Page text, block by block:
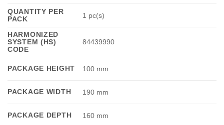
QUANTITY PER
PACK
1 pc(s)
HARMONIZED
SYSTEM (HS)
CODE
84439990
PACKAGE HEIGHT 100 mm
PACKAGE WIDTH 190 mm
PACKAGE DEPTH 160 mm